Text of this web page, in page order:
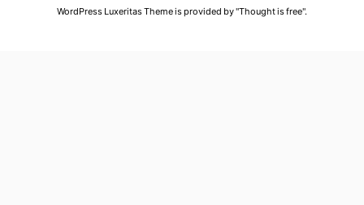
WordPress Luxeritas Theme is provided by "Thought is free".